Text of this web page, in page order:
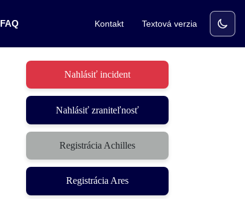
FAQ Kontakt Textová verzia
Nahlásiť incident
Nahlásiť zraniteľnosť
Registrácia Achilles
Registrácia Ares